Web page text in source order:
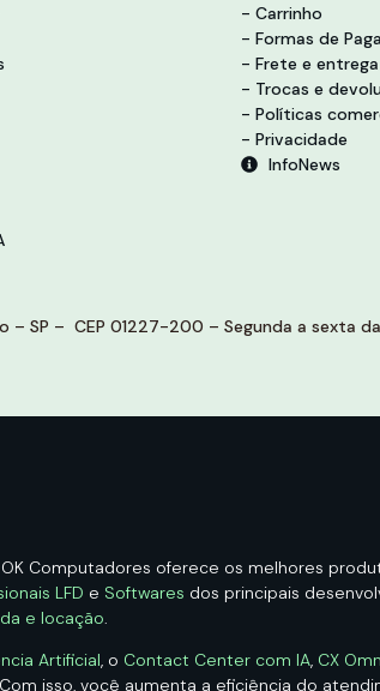
- Carrinho
- Formas de
- Frete e entrega
- Trocas e
- Políticas
- Privacidade
InfoNews
SP – CEP 01227-200 – Segunda a sexta
Computadores oferece os melhores
LFD e Softwares dos principais
e locação.
Artificial, o Contact Center com IA, CX
isso, você aumenta a eficiência do